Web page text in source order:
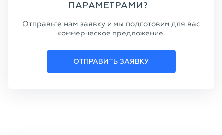
ПАРАМЕТРАМИ?
Отправьте нам заявку и мы подготовим для вас
коммерческое предложение.
ОТПРАВИТЬ ЗАЯВКУ